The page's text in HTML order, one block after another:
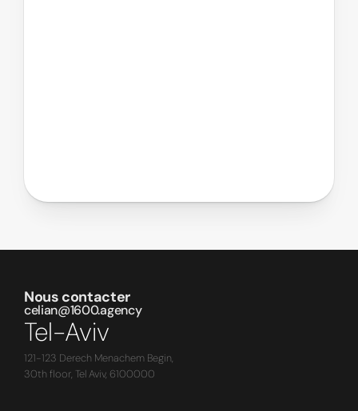
Nous contacter
celian@1600.agency
Tel-Aviv
121-123 Derech Menachem Begin,
30th floor, Tel Aviv, 6100000